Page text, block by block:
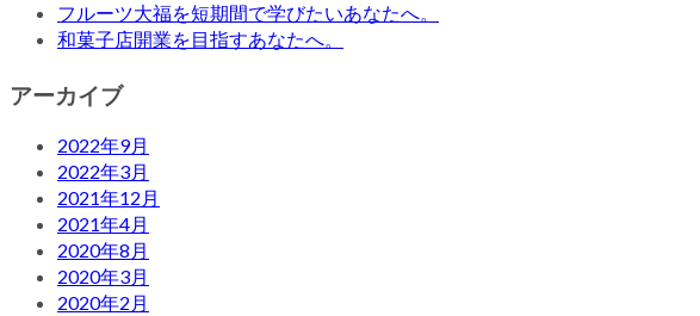
フルーツ大福を短期間で学びたいあなたへ。
和菓子店開業を目指すあなたへ。
アーカイブ
2022年9月
2022年3月
2021年12月
2021年4月
2020年8月
2020年3月
2020年2月